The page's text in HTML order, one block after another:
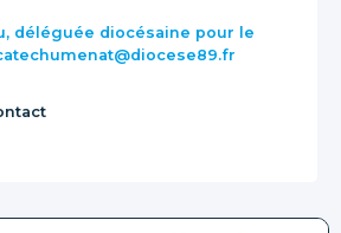
déléguée diocésaine pour le